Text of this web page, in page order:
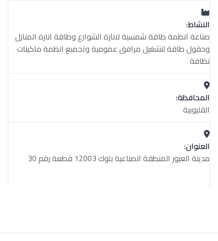
النشاط:
صناعة انظمة طاقة شمسية لانارة الشوارع وطاقة انارة المنازل
وحقول طاقة لتشغيل مرافق عمومية وتجميع انظمة ماكينات
نظافة
المحافظة:
القليوبية
العنوان:
مدينة العبور المنطقة الصناعية بلوك 12003 قطعة رقم 30